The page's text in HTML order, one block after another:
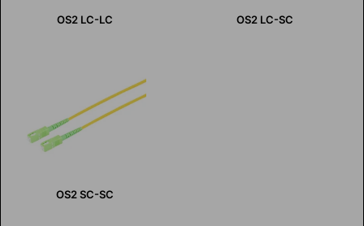
OS2 LC-LC OS2 LC-SC
OS2 SC-SC